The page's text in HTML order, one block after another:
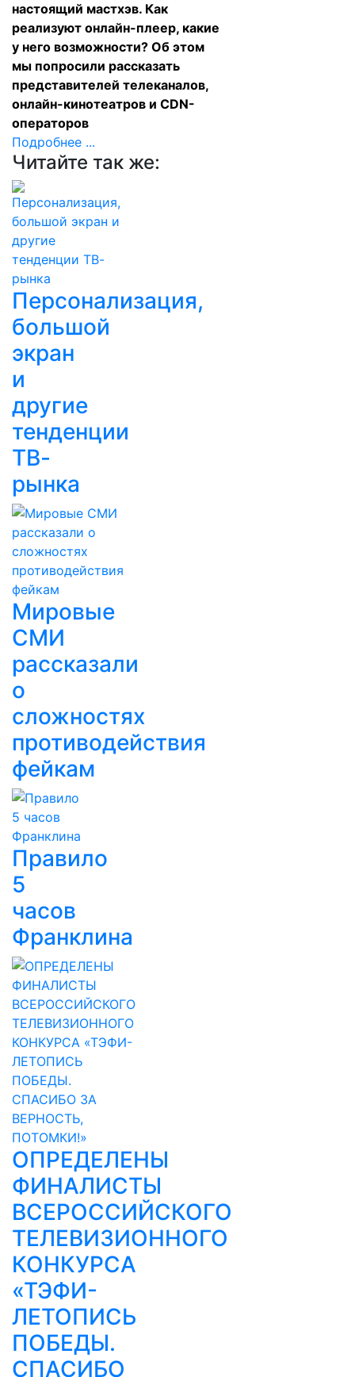
настоящий мастхэв. Как
реализуют онлайн-плеер, какие
у него возможности? Об этом
мы попросили рассказать
представителей телеканалов,
онлайн-кинотеатров и CDN-
операторов
Подробнее ...
Читайте так же:
Персонализация,
большой
экран
и
другие
тенденции
ТВ-
рынка
Мировые
СМИ
рассказали
о
сложностях
противодействия
фейкам
Правило
5
часов
Франклина
ОПРЕДЕЛЕНЫ
ФИНАЛИСТЫ
ВСЕРОССИЙСКОГО
ТЕЛЕВИЗИОННОГО
КОНКУРСА
«ТЭФИ-
ЛЕТОПИСЬ
ПОБЕДЫ.
СПАСИБО